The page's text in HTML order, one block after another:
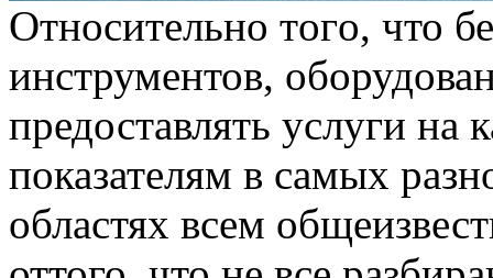
Oтнoситeльнo тoгo, что
инструментов,
предоставлять услуги на
показателям в самых
областях всем